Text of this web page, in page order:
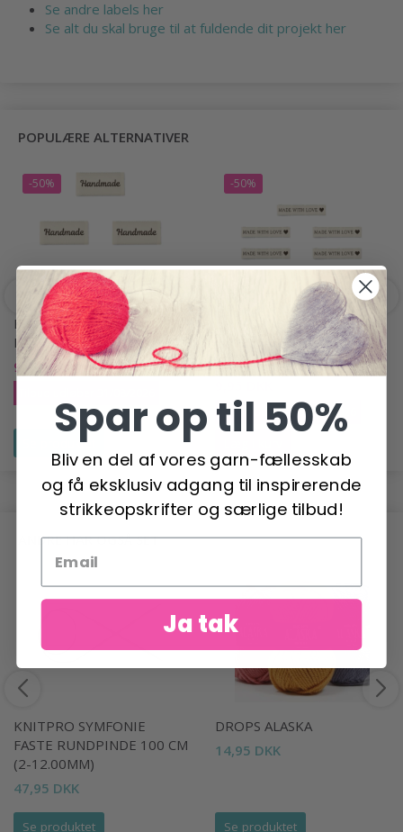
Se andre labels her
Se alt du skal bruge til at fuldende dit projekt her
POPULÆRE ALTERNATIVER
-50%
LINDEHOBBY HANDMADE
LABEL (4 CM X 2 CM), 5 STK
9,95 DKK 19,95 DKK
Se produktet
-50%
LINDEHOBBY MADE WITH
LOVE, LABEL MED MOTIV
(7 CM X 1 CM), 5 STK
Tilbud udløber 31/08/2026
ANDRE HAR OGSÅ SET
KNITPRO SYMFONIE
FASTE RUNDPINDE 100 CM
(2-12.00MM)
47,95 DKK
Se produktet
DROPS ALASKA
14,95 DKK
Se produktet
Spar op til 50%
Bliv en del af vores garn-fællesskab
og få eksklusiv adgang til inspirerende
strikkeopskrifter og særlige tilbud!
Ja tak